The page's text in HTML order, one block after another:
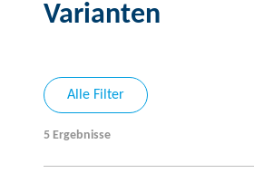
Varianten
Alle Filter
5 Ergebnisse